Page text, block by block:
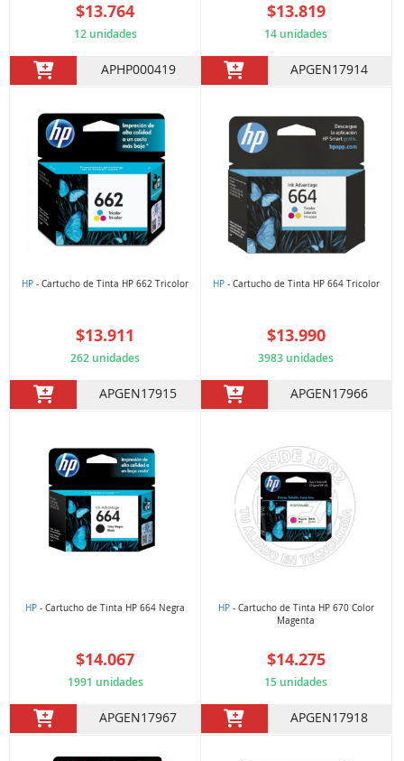
$13.764
12 unidades
APHP000419
$13.819
14 unidades
APGEN17914
HP - Cartucho de Tinta HP 662 Tricolor
$13.911
262 unidades
APGEN17915
HP- Cartucho de Tinta HP 664 Tricolor
$13.990
3983 unidades
APGEN17966
HP - Cartucho de Tinta HP 664 Negra
$14.067
1991 unidades
APGEN17967
HP- Cartucho de Tinta HP 670 Color
Magenta
$14.275
15 unidades
APGEN17918